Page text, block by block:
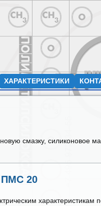
ХАРАКТЕРИСТИКИ
смазку, силиконовое
ПМС 20
характеристикам